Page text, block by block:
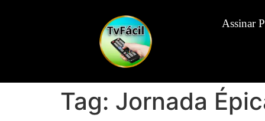
Assinar
Tag: Jornada